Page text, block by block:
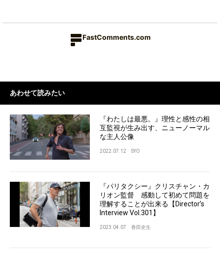
FastComments.com
あわせて読みたい
『わたしは最悪。』理性と感性の相
互監視が生み出す、ニューノーマル
な主人公像
2022.07.12 SYO
『パリタクシー』クリスチャン・カ
リオン監督 感動して初めて問題を
理解することが出来る【Director’s
Interview Vol.301】
2023.04.07 香田史生